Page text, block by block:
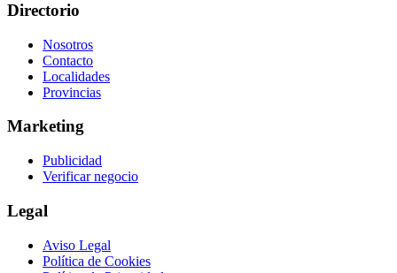
Directorio
Nosotros
Contacto
Localidades
Provincias
Marketing
Publicidad
Verificar negocio
Legal
Aviso Legal
Política de Cookies